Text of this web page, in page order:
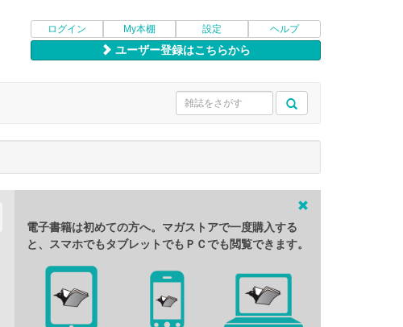
ログイン My本棚 設定 ヘルプ
ユーザー登録はこちらから
電子書籍は初めての方へ。マガストアで一度購入する
と、スマホでもタブレットでもＰＣでも閲覧できます。